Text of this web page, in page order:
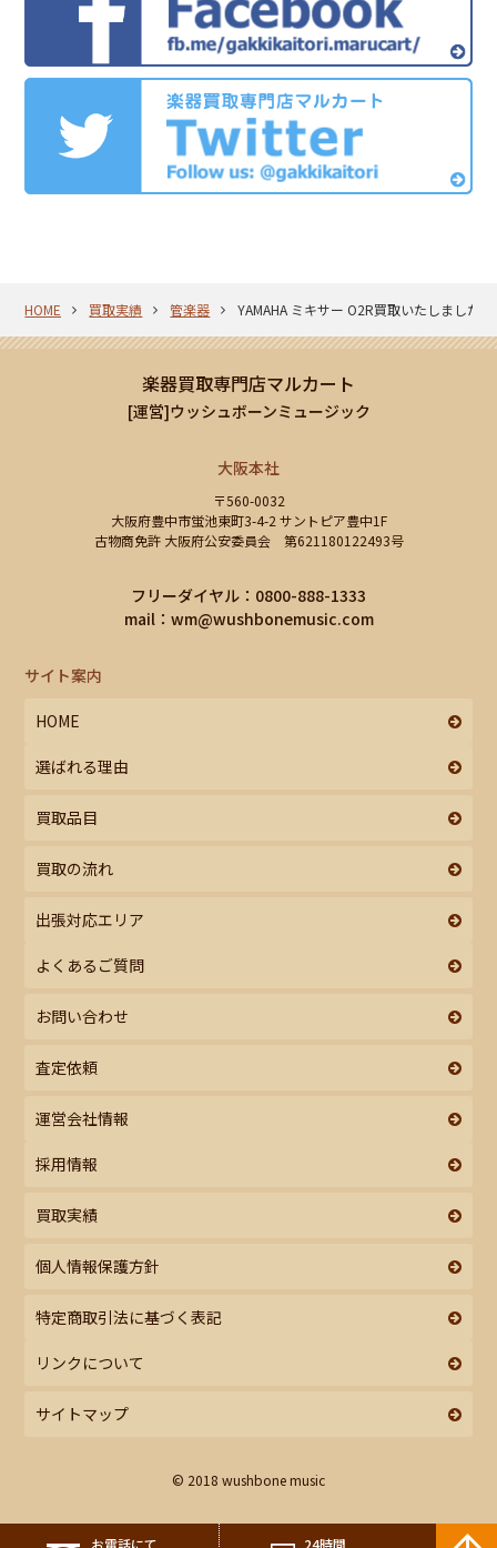
HOME 買取実績 管楽器 YAMAHA ミキサー O2R買取いたしました。
楽器買取専門店マルカート
[運営]ウッシュボーンミュージック
大阪本社
〒560-0032
大阪府豊中市蛍池東町3-4-2 サントピア豊中1F
古物商免許 大阪府公安委員会 第621180122493号
フリーダイヤル：0800-888-1333
mail： wm@wushbonemusic.com
サイト案内
HOME
選ばれる理由
買取品目
買取の流れ
出張対応エリア
よくあるご質問
お問い合わせ
査定依頼
運営会社情報
採用情報
買取実績
個人情報保護方針
特定商取引法に基づく表記
リンクについて
サイトマップ
© 2018 wushbone music
お電話にて 24時間